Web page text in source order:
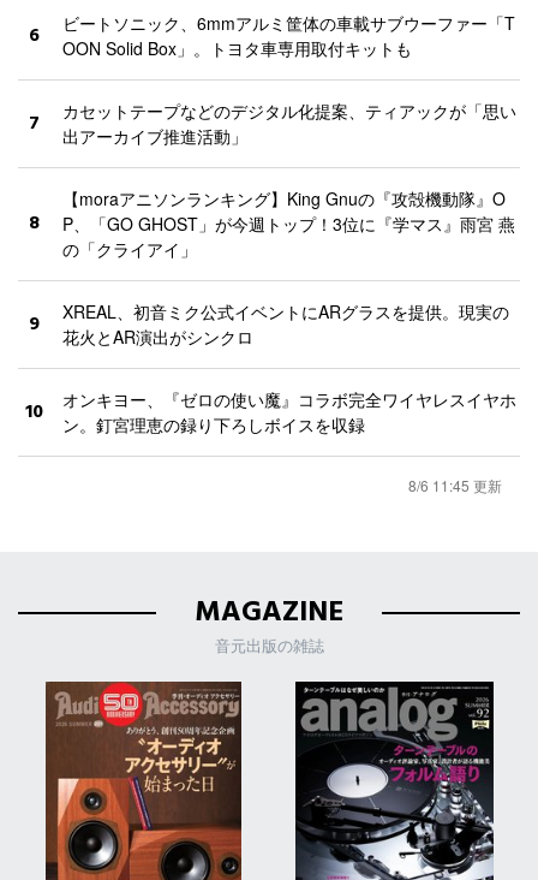
6
ビートソニック、6mmアルミ筐体の車載サブウーファー「T
OON Solid Box」。トヨタ車専用取付キットも
7
カセットテープなどのデジタル化提案、ティアックが「思い
出アーカイブ推進活動」
8
【moraアニソンランキング】King Gnuの『攻殻機動隊』O
P、「GO GHOST」が今週トップ！3位に『学マス』雨宮 燕
の「クライアイ」
9
XREAL、初音ミク公式イベントにARグラスを提供。現実の
花火とAR演出がシンクロ
10
オンキヨー、『ゼロの使い魔』コラボ完全ワイヤレスイヤホ
ン。釘宮理恵の録り下ろしボイスを収録
8/6 11:45 更新
MAGAZINE
音元出版の雑誌